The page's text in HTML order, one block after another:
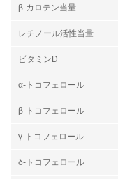
β-カロテン当量
レチノール活性当量
ビタミンD
α-トコフェロール
β-トコフェロール
γ-トコフェロール
δ-トコフェロール